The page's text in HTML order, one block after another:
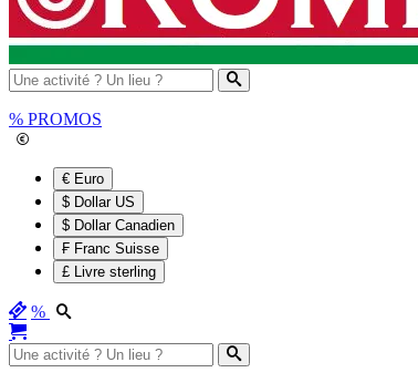
% PROMOS
€ Euro
$ Dollar US
$ Dollar Canadien
₣ Franc Suisse
£ Livre sterling
%